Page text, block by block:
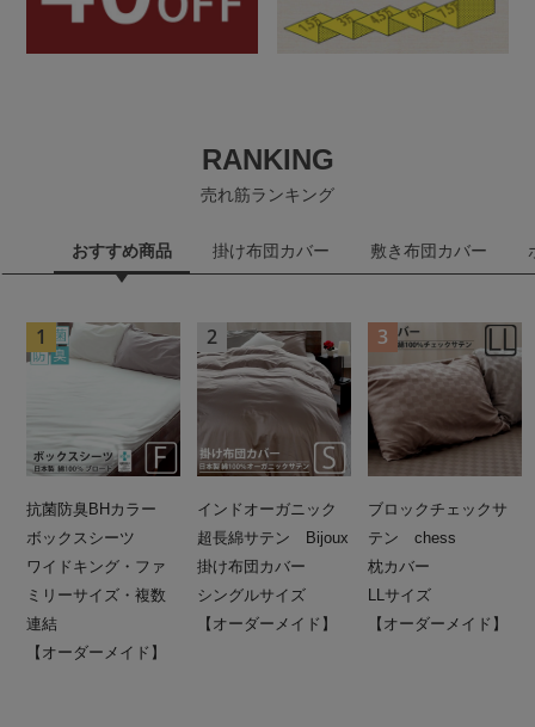
RANKING
売れ筋ランキング
おすすめ商品 掛け布団カバー 敷き布団カバー
抗菌防臭BHカラー
ボックスシーツ
ワイドキング・ファ
ミリーサイズ・複数
連結
【オーダーメイド】
インドオーガニック
超長綿サテン Bijoux
掛け布団カバー
シングルサイズ
【オーダーメイド】
ブロックチェックサ
テン chess
枕カバー
LLサイズ
【オーダーメイド】